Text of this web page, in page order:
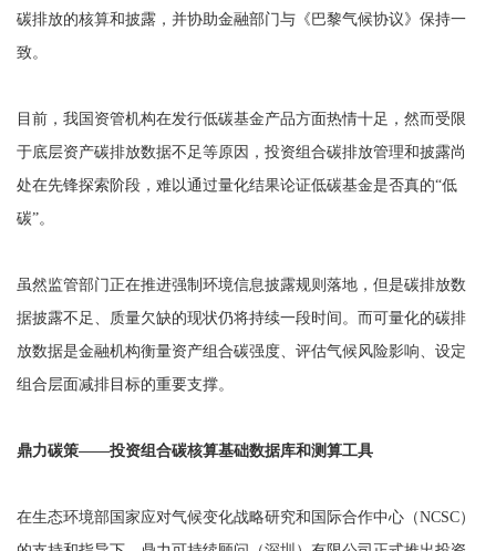
碳排放的核算和披露，并协助金融部门与《巴黎气候协议》保持一
致。
目前，我国资管机构在发行低碳基金产品方面热情十足，然而受限
于底层资产碳排放数据不足等原因，投资组合碳排放管理和披露尚
处在先锋探索阶段，难以通过量化结果论证低碳基金是否真的“低
碳”。
虽然监管部门正在推进强制环境信息披露规则落地，但是碳排放数
据披露不足、质量欠缺的现状仍将持续一段时间。而可量化的碳排
放数据是金融机构衡量资产组合碳强度、评估气候风险影响、设定
组合层面减排目标的重要支撑。
鼎力碳策——投资组合碳核算基础数据库和测算工具
在生态环境部国家应对气候变化战略研究和国际合作中心（NCSC）